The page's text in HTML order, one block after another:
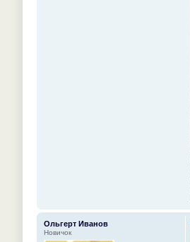
Ольгерт Иванов
Новичок